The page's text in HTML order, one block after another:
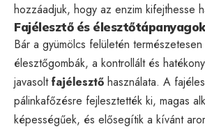
hozzáadjuk, hogy az enzim kifejthesse
Fajélesztő és élesztőtápanyagok
Bár a gyümölcs felületén természetesen
élesztőgombák, a kontrollált és
javasoltfajélesztő használata. A
pálinkafőzésre fejlesztették ki, magas
képességűek, és elősegítik a kívánt